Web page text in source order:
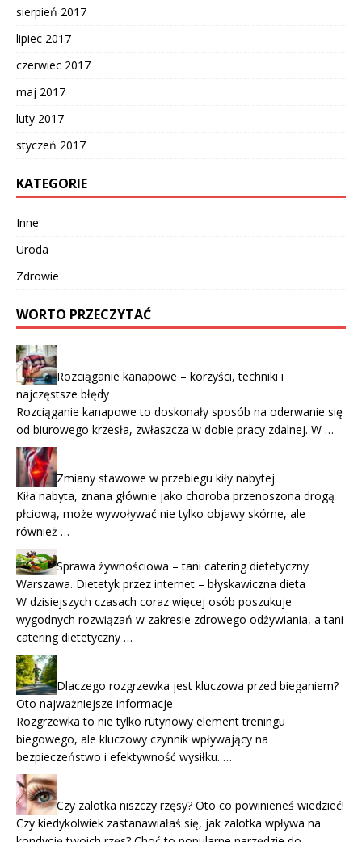
sierpień 2017
lipiec 2017
czerwiec 2017
maj 2017
luty 2017
styczeń 2017
KATEGORIE
Inne
Uroda
Zdrowie
WORTO PRZECZYTAĆ
Rozciąganie kanapowe – korzyści, techniki i
najczęstsze błędy
Rozciąganie kanapowe to doskonały sposób na oderwanie się
od biurowego krzesła, zwłaszcza w dobie pracy zdalnej. W …
Zmiany stawowe w przebiegu kiły nabytej
Kiła nabyta, znana głównie jako choroba przenoszona drogą
płciową, może wywoływać nie tylko objawy skórne, ale
również …
Sprawa żywnościowa – tani catering dietetyczny
Warszawa. Dietetyk przez internet – błyskawiczna dieta
W dzisiejszych czasach coraz więcej osób poszukuje
wygodnych rozwiązań w zakresie zdrowego odżywiania, a tani
catering dietetyczny …
Dlaczego rozgrzewka jest kluczowa przed bieganiem?
Oto najważniejsze informacje
Rozgrzewka to nie tylko rutynowy element treningu
biegowego, ale kluczowy czynnik wpływający na
bezpieczeństwo i efektywność wysiłku. …
Czy zalotka niszczy rzęsy? Oto co powinieneś wiedzieć!
Czy kiedykolwiek zastanawiałaś się, jak zalotka wpływa na